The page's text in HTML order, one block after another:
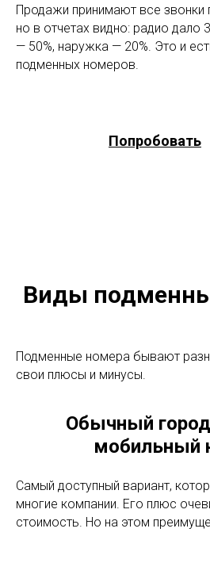
Продажи принимают все звонки
но в отчетах видно: радио дало
— 50%, наружка — 20%. Это и
подменных номеров.
Попробовать
Виды
Подменные номера бывают
свои плюсы и минусы.
Обычный
мобильный
Самый доступный вариант,
многие компании. Его плюс
стоимость. Но на этом